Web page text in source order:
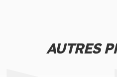
AUTRES